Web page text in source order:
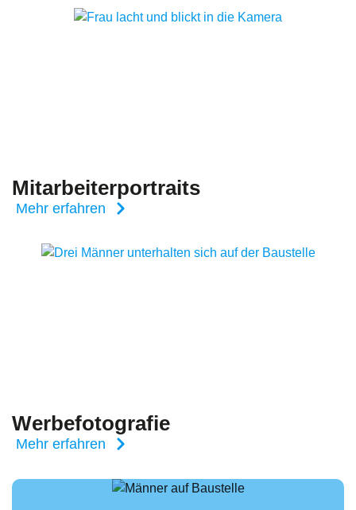
Mitarbeiterportraits
Mehr erfahren
Werbefotografie
Mehr erfahren